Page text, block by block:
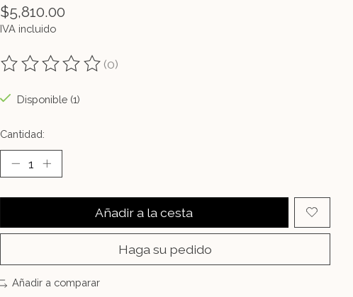
$5,810.00
IVA incluido
The rating of this product is
(0)
Disponible (1)
Cantidad:
Añadir a la cesta
Haga su pedido
Añadir a comparar